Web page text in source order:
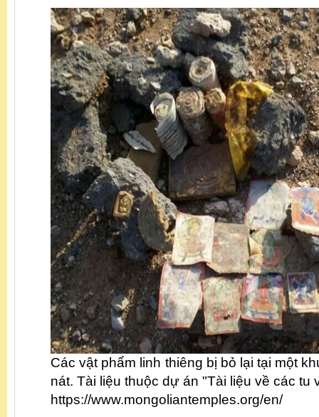
Các vật phẩm linh thiêng bị bỏ lại tại một
nát. Tài liệu thuộc dự án "Tài liệu về các tu
https://www.mongoliantemples.org/en/